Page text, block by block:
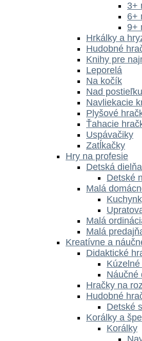
3+
6+
9+
Hrkálky a
Hudobné
Knihy pre
Leporelá
Na kočík
Nad postieľku
Navliekacie
Plyšové
Ťahacie
Uspávačiky
Zatĺkačky
Hry na profesie
Detská dielňa
Detské
Malá
Malá
Malá
Kreatívne a
Didaktické
Náučné
Hračky na
Hudobné
Detské
Korálky a
Korálky